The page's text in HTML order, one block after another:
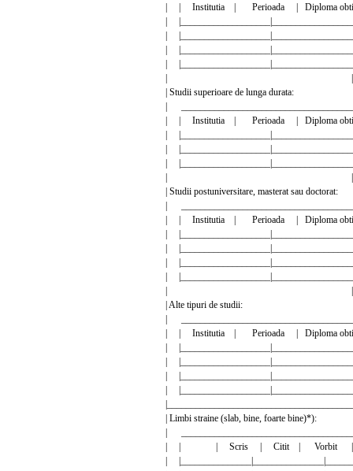
| | Institutia | Perioada | Diploma
|
|
|
|
| |
| Studii superioare de lunga
|
| | Institutia | Perioada | Diploma
|
|
|
| |
| Studii postuniversitare, masterat
|
| | Institutia | Perioada | Diploma
|
|
|
|
| |
| Alte tipuri de
|
| | Institutia | Perioada | Diploma
|
|
|
|
| Limbi straine (slab, bine, foarte
|
| | | Scris | Citit | Vorbit
|